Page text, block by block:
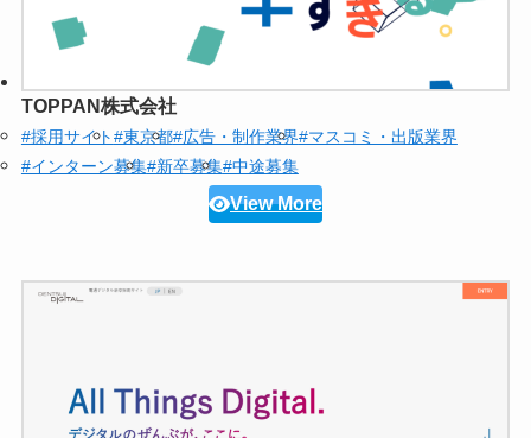
TOPPAN株式会社
#採用サイト#東京都#広告・制作業界#マスコミ・出版業界
#インターン募集#新卒募集#中途募集
View More